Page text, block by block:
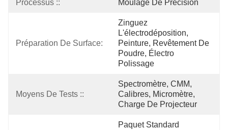
Processus :: Moulage De Précision
Préparation De Surface:
Zinguez
L'électrodéposition,
Peinture, Revêtement De
Poudre, Électro
Polissage
Moyens De Tests ::
Spectromètre, CMM,
Calibres, Micromètre,
Charge De Projecteur
Paquet Standard